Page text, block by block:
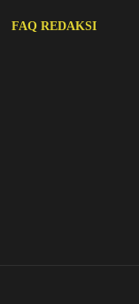
FAQ REDAKSI